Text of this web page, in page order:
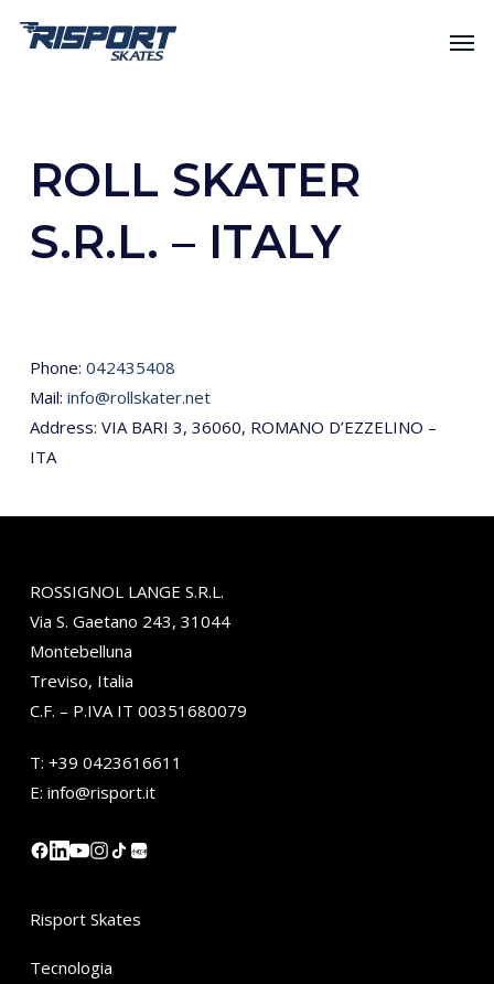
ROLL SKATER
S.R.L. – ITALY
Phone: 042435408
Mail: info@rollskater.net
Address: VIA BARI 3, 36060, ROMANO D’EZZELINO –
ITA
ROSSIGNOL LANGE S.R.L.
Via S. Gaetano 243, 31044
Montebelluna
Treviso, Italia
C.F. – P.IVA IT 00351680079
T: +39 0423616611
E: info@risport.it
小红书
Risport Skates
Tecnologia